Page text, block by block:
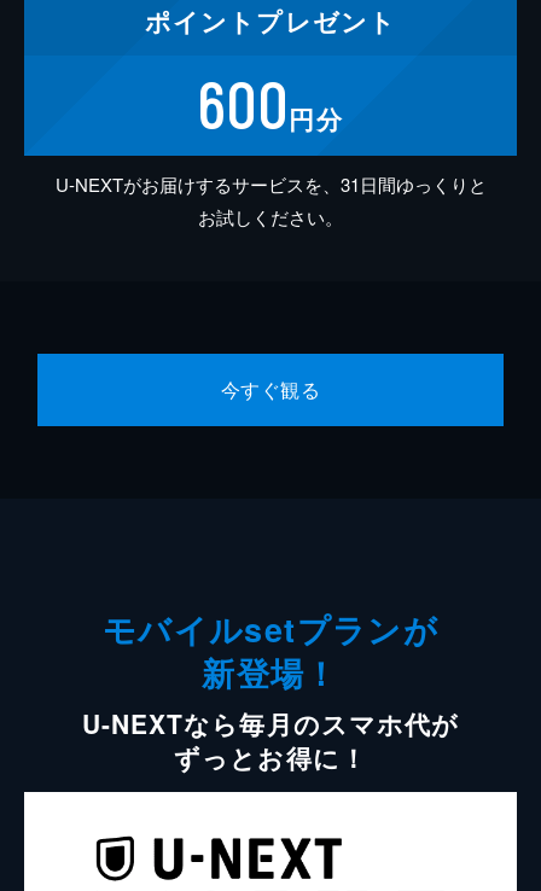
ポイント プレゼント
600円分
U-NEXTがお届けするサービスを、31日間ゆっくりと
お試しください。
今すぐ観る
モバイルsetプランが
新登場！
U-NEXTなら毎月のスマホ代が
ずっとお得に！